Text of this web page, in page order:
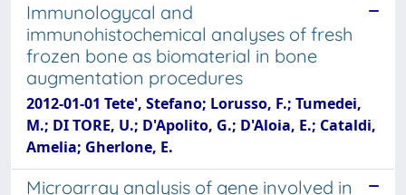
Immunologycal and
immunohistochemical analyses of fresh
frozen bone as biomaterial in bone
augmentation procedures
2012-01-01 Tete', Stefano; Lorusso, F.; Tumedei,
M.; DI TORE, U.; D'Apolito, G.; D'Aloia, E.; Cataldi,
Amelia; Gherlone, E.
Microarray analysis of gene involved in